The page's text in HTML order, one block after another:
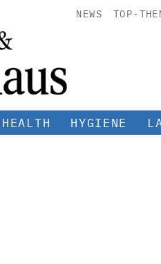
NEWS TOP-
HYGIENE